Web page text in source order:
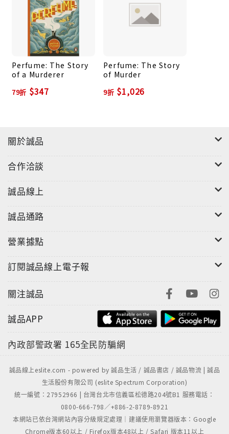
Perfume: The Story
of a Murderer
79折 $347
Perfume: The Story
of Murder
9折 $1,026
關於誠品
合作洽談
誠品線上
誠品通路
營業據點
訂閱誠品線上電子報
關注誠品
誠品APP
內政部警政署 165全民防騙網
誠品線上eslite.com - powered by 誠品生活 / 誠品書店 / 誠品物流 | 誠品
生活股份有限公司 (eslite Spectrum Corporation)
統一編號：27952966 | 台灣台北市信義區松德路204號B1 服務電話：
0800-666-798／+886-2-8789-8921
本網站已依台灣網站內容分級規定處理｜建議使用瀏覽器版本：Google
Chrome版本60以上 / Firefox版本48以上 / Safari 版本11以上